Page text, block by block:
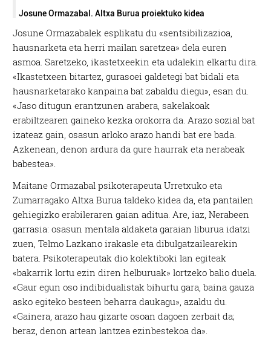
Josune Ormazabal. Altxa Burua proiektuko kidea
Josune Ormazabalek esplikatu du «sentsibilizazioa,
hausnarketa eta herri mailan saretzea» dela euren
asmoa. Saretzeko, ikastetxeekin eta udalekin elkartu dira.
«Ikastetxeen bitartez, gurasoei galdetegi bat bidali eta
hausnarketarako kanpaina bat zabaldu diegu», esan du.
«Jaso ditugun erantzunen arabera, sakelakoak
erabiltzearen gaineko kezka orokorra da. Arazo sozial bat
izateaz gain, osasun arloko arazo handi bat ere bada.
Azkenean, denon ardura da gure haurrak eta nerabeak
babestea».
Maitane Ormazabal psikoterapeuta Urretxuko eta
Zumarragako Altxa Burua taldeko kidea da, eta pantailen
gehiegizko erabileraren gaian aditua. Are, iaz, Nerabeen
garrasia: osasun mentala aldaketa garaian liburua idatzi
zuen, Telmo Lazkano irakasle eta dibulgatzailearekin
batera. Psikoterapeutak dio kolektiboki lan egiteak
«bakarrik lortu ezin diren helburuak» lortzeko balio duela.
«Gaur egun oso indibidualistak bihurtu gara, baina gauza
asko egiteko besteen beharra daukagu», azaldu du.
«Gainera, arazo hau gizarte osoan dagoen zerbait da;
beraz, denon artean lantzea ezinbestekoa da».